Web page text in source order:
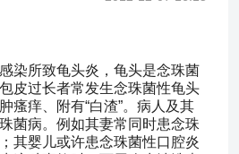
染所致龟头炎，龟头是念珠菌
皮过长者常发生念珠菌性龟头
瘙痒、附有“白渣”。病人及其
菌病。例如其妻常同时患念珠
其婴儿或许患念珠菌性口腔炎